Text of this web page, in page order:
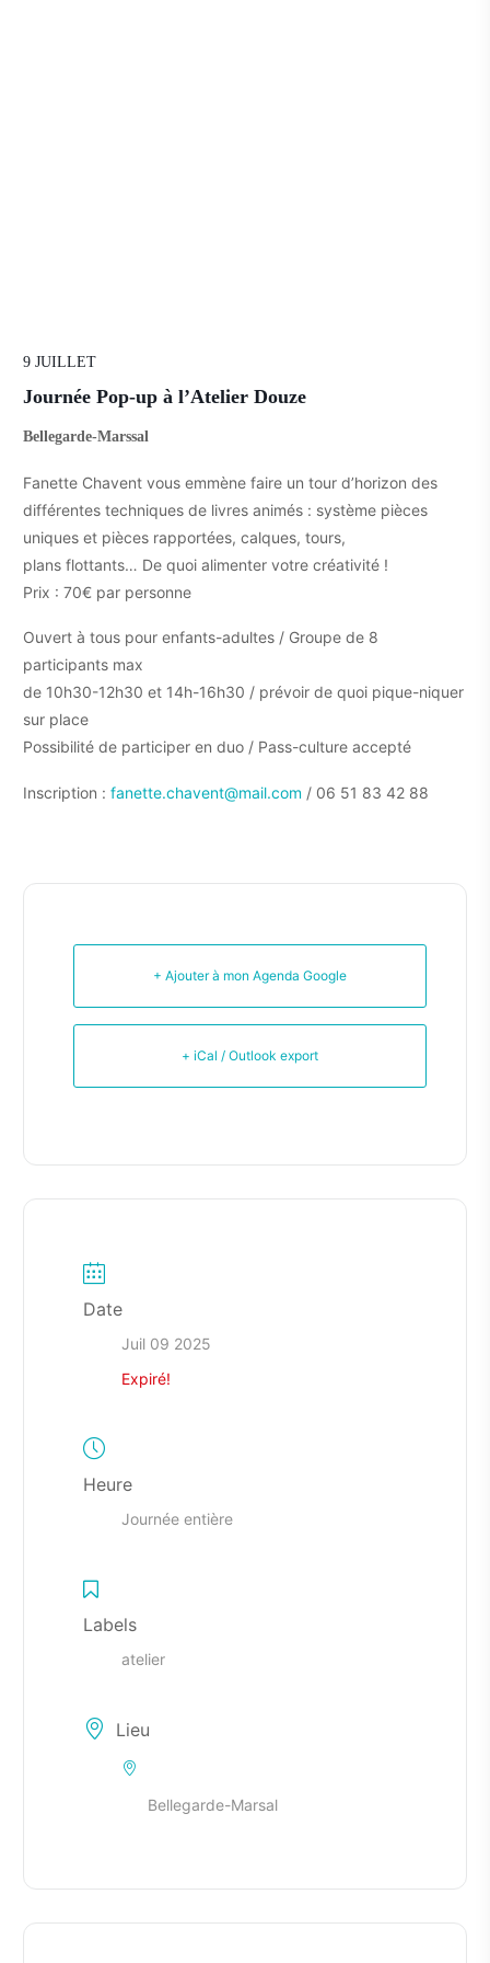
9 JUILLET
Journée Pop-up à l’Atelier Douze
Bellegarde-Marssal
Fanette Chavent vous emmène faire un tour d’horizon des
différentes techniques de livres animés : système pièces
uniques et pièces rapportées, calques, tours,
plans flottants… De quoi alimenter votre créativité !
Prix : 70€ par personne
Ouvert à tous pour enfants-adultes / Groupe de 8
participants max
de 10h30-12h30 et 14h-16h30 / prévoir de quoi pique-niquer
sur place
Possibilité de participer en duo / Pass-culture accepté
Inscription :fanette.chavent@mail.com / 06 51 83 42 88
+ Ajouter à mon Agenda Google
+ iCal / Outlook export
Date
Juil 09 2025
Expiré!
Heure
Journée entière
Labels
atelier
Lieu
Bellegarde-Marsal